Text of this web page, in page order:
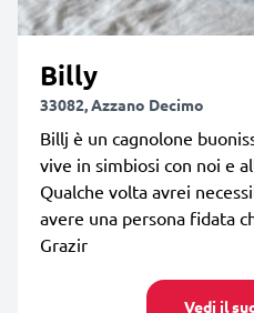
Billy
33082, Azzano Decimo
Billj è un cagnolone
vive in simbiosi con noi e
Qualche volta avrei
avere una persona fidata
Grazir
Vedi il